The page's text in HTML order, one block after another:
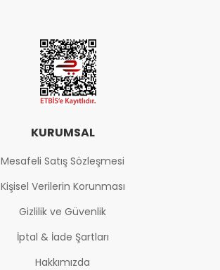
KURUMSAL
Mesafeli Satış Sözleşmesi
Kişisel Verilerin Korunması
Gizlilik ve Güvenlik
İptal & İade Şartları
Hakkımızda